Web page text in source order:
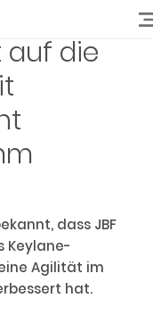
auf die
dass JBF
Keylane-
Agilität im
hat.